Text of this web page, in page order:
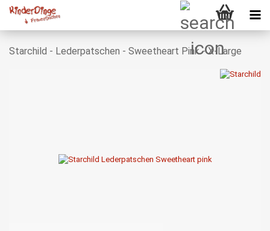
Starchild - Lederpatschen - Sweetheart Pink - X-Large